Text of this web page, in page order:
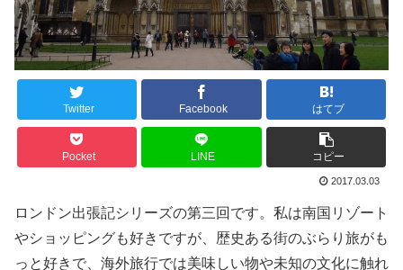
Twitter Facebook はてブ
Pocket LINE コピー
2017.03.03
ロンドン出張記シリーズの第三回です。私は南国リゾート
やショッピングも好きですが、歴史ある街のぶらり旅がも
っと好きで、海外旅行では美味しい物や未知の文化に触れ